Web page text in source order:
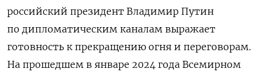
российский президент Владимир Путин
по дипломатическим каналам выражает
готовность к прекращению огня и переговорам.
На прошедшем в январе 2024 года Всемирном